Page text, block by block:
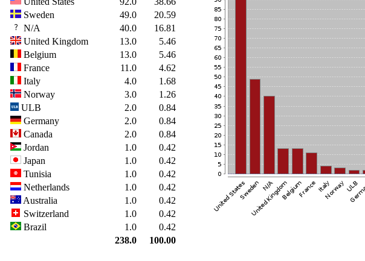
Sweden
49.0
20.59
N/A
40.0
16.81
United Kingdom
13.0
5.46
Belgium
13.0
5.46
France
11.0
4.62
Italy
4.0
1.68
Norway
3.0
1.26
ULB
2.0
0.84
Germany
2.0
0.84
Canada
2.0
0.84
Jordan
1.0
0.42
Japan
1.0
0.42
Tunisia
1.0
0.42
Netherlands
1.0
0.42
Australia
1.0
0.42
Switzerland
1.0
0.42
Brazil
1.0
0.42
238.0
100.00